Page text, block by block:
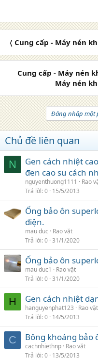
〈 Cung cấp - Máy nén
Cung cấp - Máy nén
Máy nén
Đăng nhập một
Chủ đề liên quan
N
Gen cách nhiệt
đen cao su cách
nguyenthuong1111
Rao
Trả lời 0 15/5/2013
Ống bảo ôn
điện.
mau duc
Rao vặt
Trả lời 0 31/1/2020
Ống bảo ôn
mau duc1
Rao vặt
Trả lời 0 31/1/2020
H Gen cách nhiệt
hanguyenphat123
Rao vặt
Trả lời 0 14/5/2013
C Bông khoáng bảo
cachnhiethnp Rao vặt
Trả lời 0 13/5/2013